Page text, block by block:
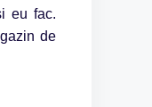
eu fac.
de